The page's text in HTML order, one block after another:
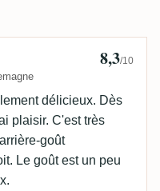
8,3/10
délicieux. Dès
plaisir. C'est très
goût
Le goût est un peu